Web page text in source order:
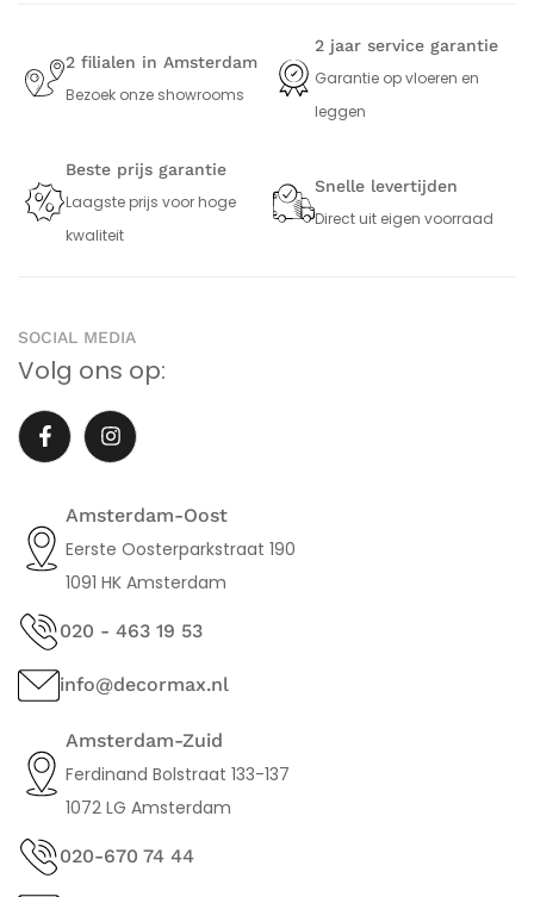
2 filialen in Amsterdam
Bezoek onze showrooms
2 jaar service garantie
Garantie op vloeren en
leggen
Beste prijs garantie
Laagste prijs voor hoge
kwaliteit
Snelle levertijden
Direct uit eigen voorraad
Amsterdam-Oost
Eerste Oosterparkstraat 190
1091 HK Amsterdam
020 - 463 19 53
info@decormax.nl
Amsterdam-Zuid
Ferdinand Bolstraat 133-137
1072 LG Amsterdam
020-670 74 44
SOCIAL MEDIA
Volg ons op: